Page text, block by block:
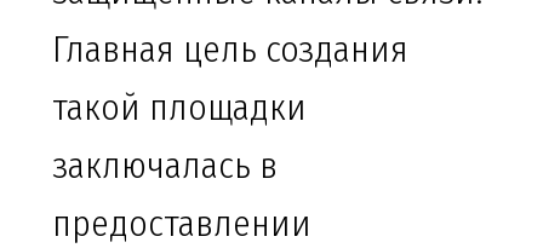
Главная цель создания
такой площадки
заключалась в
предоставлении